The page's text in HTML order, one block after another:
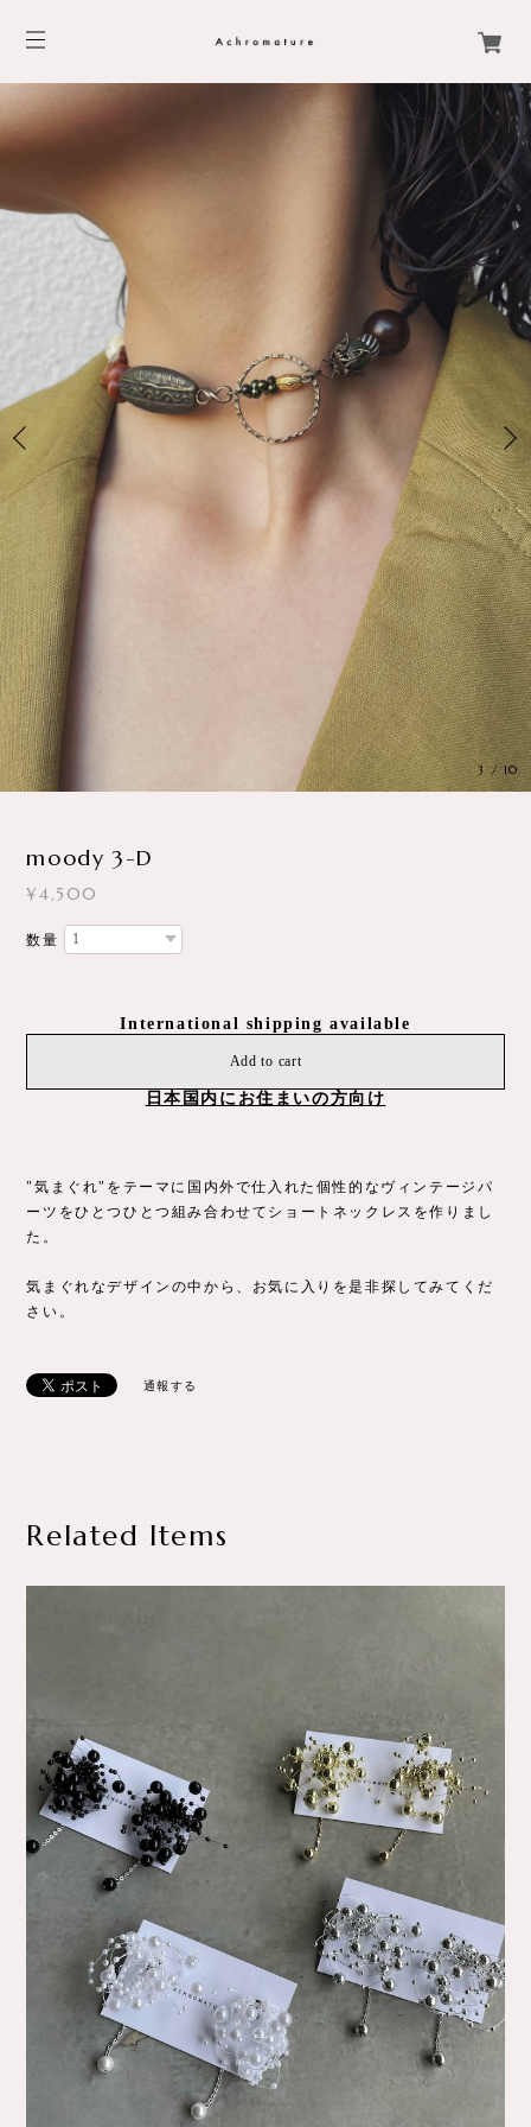
3/10
moody 3-D
¥4,500
数量
International shipping available
Add to cart
日本国内にお住まいの方向け
"気まぐれ"をテーマに国内外で仕入れた個性的なヴィンテージパ
ーツをひとつひとつ組み合わせてショートネックレスを作りまし
た。
気まぐれなデザインの中から、お気に入りを是非探してみてくだ
さい。
通報する
Related Items